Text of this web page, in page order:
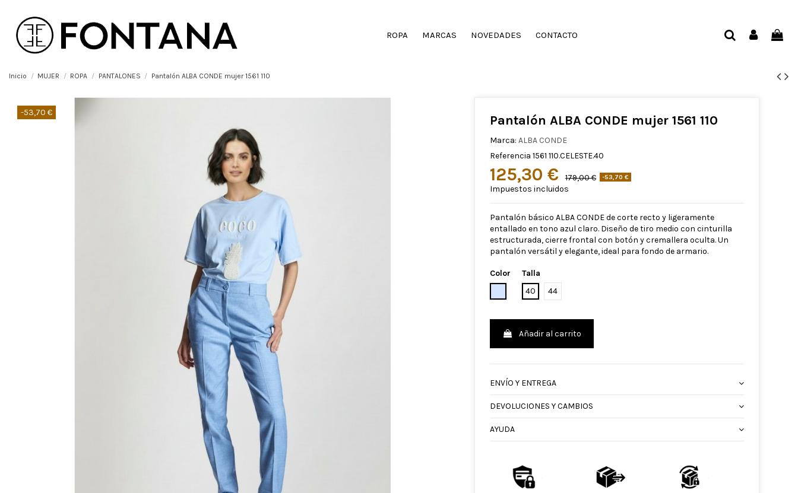
ROPA MARCAS NOVEDADES CONTACTO
Inicio MUJER ROPA PANTALONES Pantalón ALBA CONDE mujer 1561 110
-53,70 €
Pantalón ALBA CONDE mujer 1561 110
Marca: ALBA CONDE
Referencia 1561 110.CELESTE.40
125,30 € 179,00 € -53,70 €
Impuestos incluidos
Pantalón básico ALBA CONDE de corte recto y ligeramente
entallado en tono azul claro. Diseño de tiro medio con cinturilla
estructurada, cierre frontal con botón y cremallera oculta. Un
pantalón versátil y elegante, ideal para fondo de armario.
Color
CELESTE
Talla
40
44
Añadir al carrito
ENVÍO Y ENTREGA
DEVOLUCIONES Y CAMBIOS
AYUDA